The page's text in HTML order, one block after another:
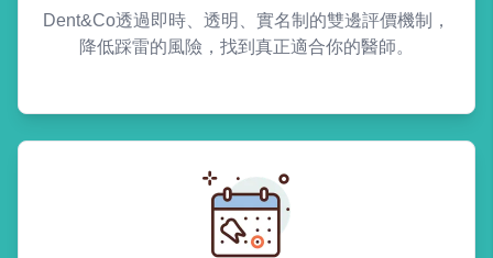
Dent&Co透過即時、透明、實名制的雙邊評價機制，
降低踩雷的風險，找到真正適合你的醫師。